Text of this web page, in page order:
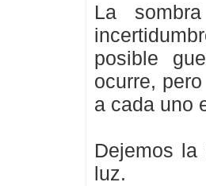
La
posible
ocurre,
a cada uno
Dejemos
luz.